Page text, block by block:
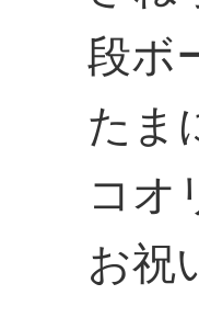
段ボ
たま
コオ
お祝